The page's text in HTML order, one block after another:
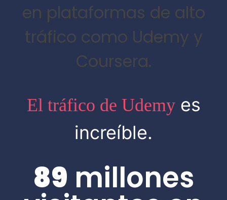
en plataformas de alto
tráfico como Udemy y
Coursera.
El tráfico de Udemyes
increíble.
89 millones